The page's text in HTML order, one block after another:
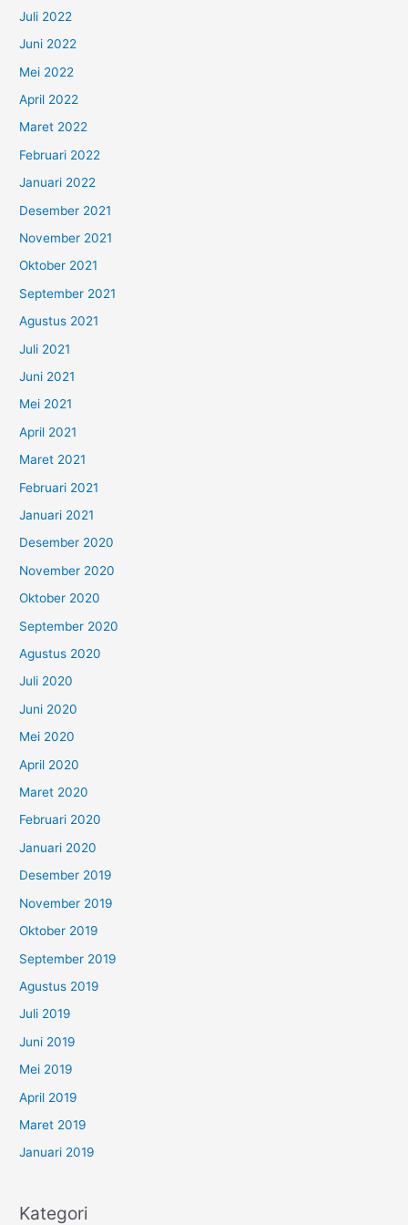
Juli 2022
Juni 2022
Mei 2022
April 2022
Maret 2022
Februari 2022
Januari 2022
Desember 2021
November 2021
Oktober 2021
September 2021
Agustus 2021
Juli 2021
Juni 2021
Mei 2021
April 2021
Maret 2021
Februari 2021
Januari 2021
Desember 2020
November 2020
Oktober 2020
September 2020
Agustus 2020
Juli 2020
Juni 2020
Mei 2020
April 2020
Maret 2020
Februari 2020
Januari 2020
Desember 2019
November 2019
Oktober 2019
September 2019
Agustus 2019
Juli 2019
Juni 2019
Mei 2019
April 2019
Maret 2019
Januari 2019
Kategori